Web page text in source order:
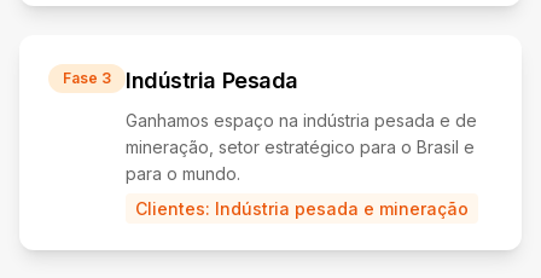
Fase 3 Indústria Pesada
Ganhamos espaço na indústria pesada e de
mineração, setor estratégico para o Brasil e
para o mundo.
Clientes: Indústria pesada e mineração